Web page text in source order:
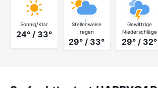
Sonnig/Klar
24° / 33°
Stellenweise
regen
29° / 33°
Gewittrige
Niederschläge
29° / 32°